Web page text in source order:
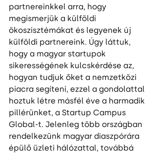
partnereinkkel arra, hogy
megismerjük a külföldi
ökoszisztémákat és legyenek új
külföldi partnereink. Úgy láttuk,
hogy a magyar startupok
sikerességének kulcskérdése az,
hogyan tudjuk őket a nemzetközi
piacra segíteni, ezzel a gondolattal
hoztuk létre másfél éve a harmadik
pillérünket, a Startup Campus
Global-t. Jelenleg több országban
rendelkezünk magyar diaszpórára
épülő üzleti hálózattal, továbbá